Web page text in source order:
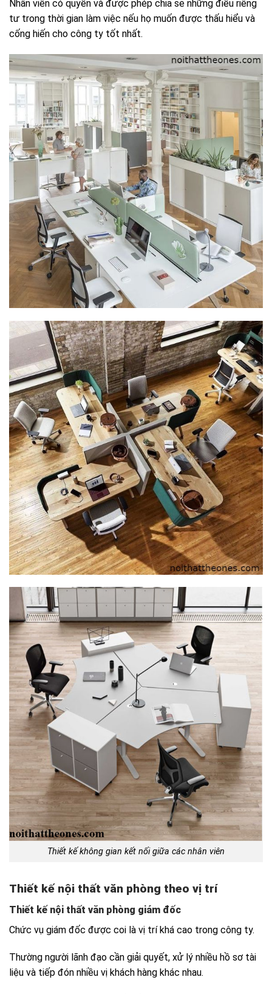
Nhân viên có quyền và được phép chia sẻ những điều riêng
tư trong thời gian làm việc nếu họ muốn được thấu hiểu và
cống hiến cho công ty tốt nhất.
Thiết kế không gian kết nối giữa các nhân viên
Thiết kế nội thất văn phòng theo vị trí
Thiết kế nội thất văn phòng giám đốc
Chức vụ giám đốc được coi là vị trí khá cao trong công ty.
Thường người lãnh đạo cần giải quyết, xử lý nhiều hồ sơ tài
liệu và tiếp đón nhiều vị khách hàng khác nhau.